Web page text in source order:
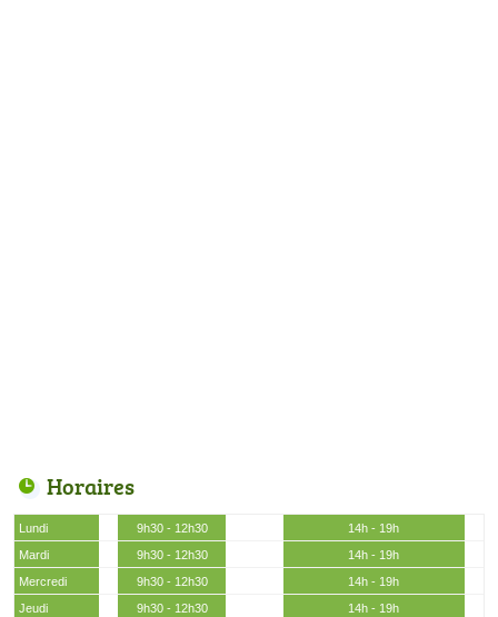
Horaires
Lundi 9h30 - 12h30
14h - 19h
Mardi
9h30 - 12h30
14h - 19h
Mercredi
9h30 - 12h30
14h - 19h
Jeudi
9h30 - 12h30
14h - 19h